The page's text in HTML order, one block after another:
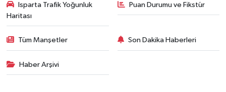
Isparta Trafik Yoğunluk
Haritası
Puan Durumu ve Fikstür
Tüm Manşetler Son Dakika Haberleri
Haber Arşivi